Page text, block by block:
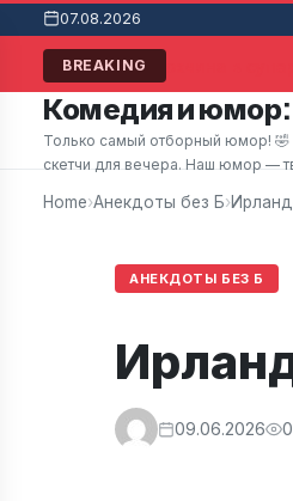
07.08.2026
BREAKINGМужчина в
Комедия и
Только самый отборный юмор! 🤣
скетчи для вечера. Наш юмор —
Home›Анекдоты без Б›
АНЕКДОТЫ БЕЗ Б
09.06.2026 0